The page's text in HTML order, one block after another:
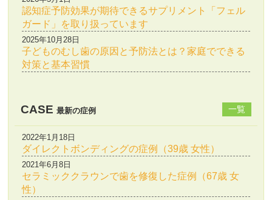
認知症予防効果が期待できるサプリメント「フェル
ガード」を取り扱っています
2025年10月28日
子どものむし歯の原因と予防法とは？家庭でできる
対策と基本習慣
CASE 最新の症例 一覧
2022年1月18日
ダイレクトボンディングの症例（39歳 女性）
2021年6月8日
セラミッククラウンで歯を修復した症例（67歳 女
性）